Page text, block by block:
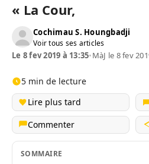
« La Cour,
Cochimau S. Houngbadji
Voir tous ses articles
Le 8 fev 2019 à 13:35•MàJ le 8 fev
5 min de lecture
Lire plus tard
Commenter
SOMMAIRE